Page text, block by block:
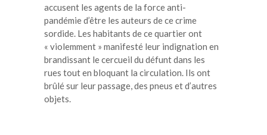
accusent les agents de la force anti-
pandémie d’être les auteurs de ce crime
sordide. Les habitants de ce quartier ont
« violemment » manifesté leur indignation en
brandissant le cercueil du défunt dans les
rues tout en bloquant la circulation. Ils ont
brûlé sur leur passage, des pneus et d’autres
objets.